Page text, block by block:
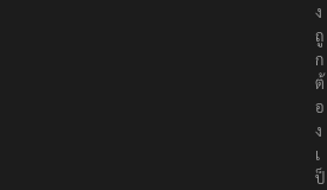
ง
ถู
ก
ต้
อ
ง
เ
ป็